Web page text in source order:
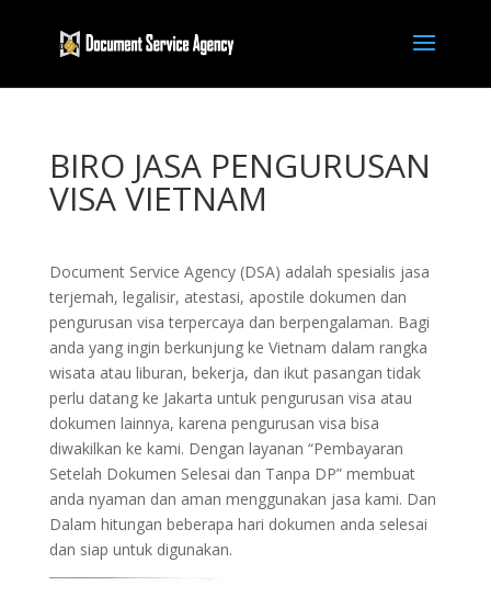
BIRO JASA PENGURUSAN
VISA VIETNAM
Document Service Agency (DSA) adalah spesialis jasa
terjemah, legalisir, atestasi, apostile dokumen dan
pengurusan visa terpercaya dan berpengalaman. Bagi
anda yang ingin berkunjung ke Vietnam dalam rangka
wisata atau liburan, bekerja, dan ikut pasangan tidak
perlu datang ke Jakarta untuk pengurusan visa atau
dokumen lainnya, karena pengurusan visa bisa
diwakilkan ke kami. Dengan layanan “Pembayaran
Setelah Dokumen Selesai dan Tanpa DP” membuat
anda nyaman dan aman menggunakan jasa kami. Dan
Dalam hitungan beberapa hari dokumen anda selesai
dan siap untuk digunakan.